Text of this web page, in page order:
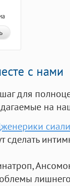
с нами
для
на
сделать